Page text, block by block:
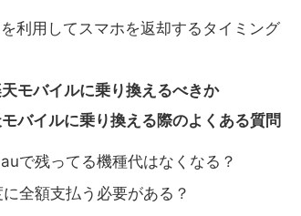
利用してスマホを返却するタイミング
モバイルに乗り換えるべきか
バイルに乗り換える際のよくある質問
で残ってる機種代はなくなる？
全額支払う必要がある？